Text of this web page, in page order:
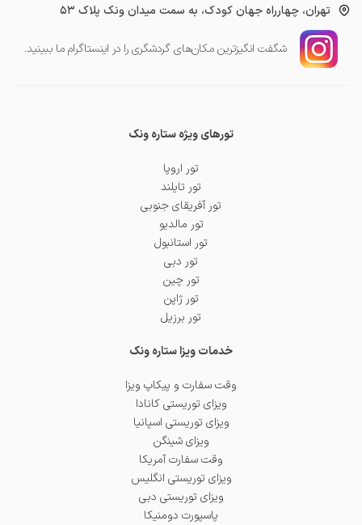
تهران، چهارراه جهان کودک، به سمت میدان ونک پلاک ۵۳
شگفت انگیز‌ترین مکان‌های گردشگری را در اینستاگرام ما ببینید.
تورهای ویژه ستاره ونک
تور اروپا
تور تایلند
تور آفریقای جنوبی
تور مالدیو
تور استانبول
تور دبی
تور چین
تور ژاپن
تور برزیل
خدمات ویزا ستاره ونک
وقت سفارت و پیکاپ ویزا
ویزای توریستی کانادا
ویزای توریستی اسپانیا
ویزای شینگن
وقت سفارت آمریکا
ویزای توریستی انگلیس
ویزای توریستی دبی
پاسپورت دومنیکا